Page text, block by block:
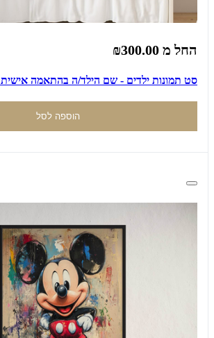
החל מ ₪300.00
סט תמונות ילדים - שם הילד/ה בהתאמה אישית 1005
הוספה לסל